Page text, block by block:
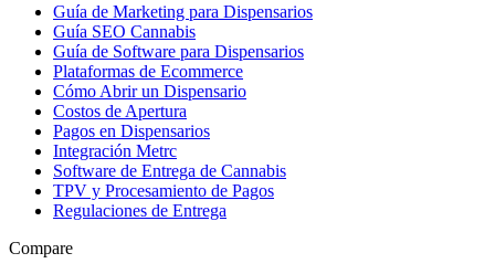
Guía de Marketing para Dispensarios
Guía SEO Cannabis
Guía de Software para Dispensarios
Plataformas de Ecommerce
Cómo Abrir un Dispensario
Costos de Apertura
Pagos en Dispensarios
Integración Metrc
Software de Entrega de Cannabis
TPV y Procesamiento de Pagos
Regulaciones de Entrega
Compare